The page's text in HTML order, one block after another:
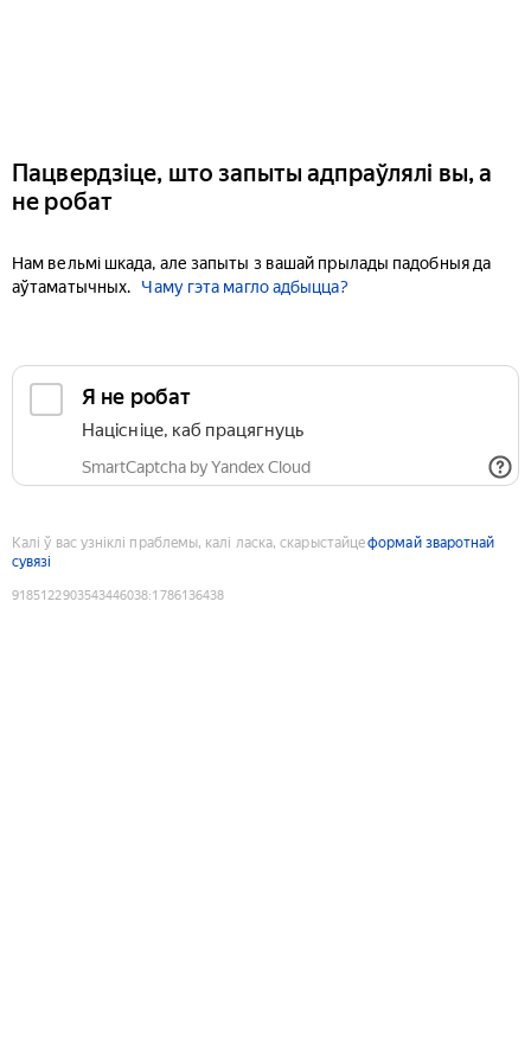
Пацвердзіце, што запыты адпраўлялі вы, а
не робат
Нам вельмі шкада, але запыты з вашай прылады падобныя да
аўтаматычных.
Чаму гэта магло адбыцца?
Я не робат
Націсніце, каб працягнуць
SmartCaptcha by Yandex Cloud
Калі ў вас узніклі праблемы, калі ласка, скарыстайцеформай зваротнай
сувязі
9185122903543446038:1786136438